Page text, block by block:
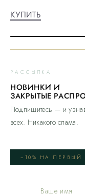
КУПИТЬ
РАССЫЛКА
НОВИНКИ И
ЗАКРЫТЫЕ
Подпишитесь — и
всех. Никакого спама.
−10% НА